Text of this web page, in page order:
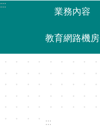
跳到主要內容區塊
:::
業務內容
教育網路機房
:::